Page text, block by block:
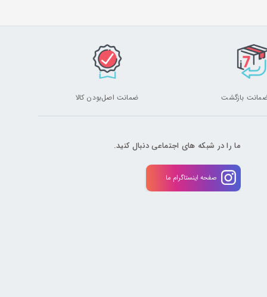
ضمانت اصل‌بودن کالا
ما را در شبکه های اجتماعی دنبال کنید.
صفحه اینستاگرام ما